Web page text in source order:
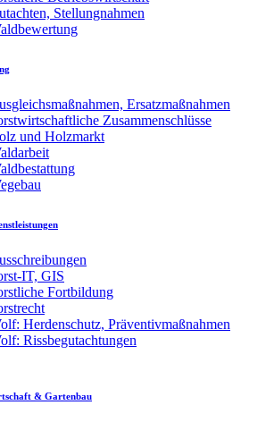
Stellungnahmen
Ersatzmaßnahmen
Zusammenschlüsse
und Holzmarkt
IT, GIS
Fortbildung
Herdenschutz, Präventivmaßnahmen
Rissbegutachtungen
& Gartenbau